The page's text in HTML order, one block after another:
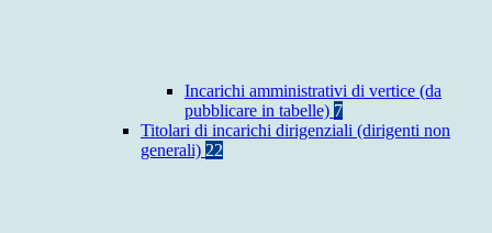
Incarichi amministrativi di vertice (da
pubblicare in tabelle) 7
Titolari di incarichi dirigenziali (dirigenti non
generali) 22